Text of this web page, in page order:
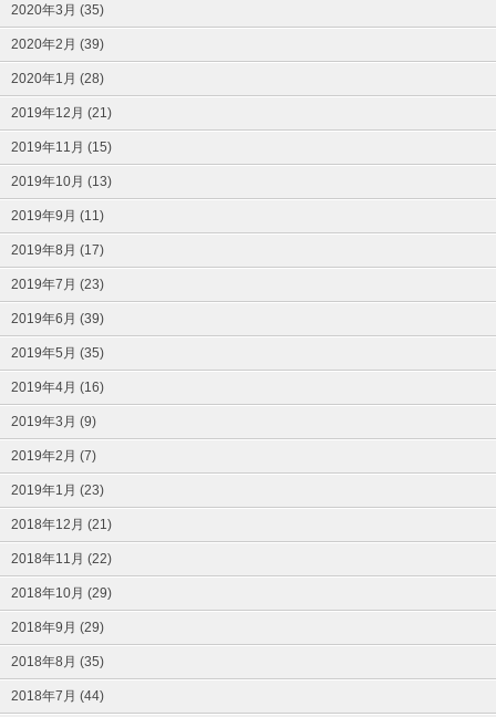
2020年3月 (35)
2020年2月 (39)
2020年1月 (28)
2019年12月 (21)
2019年11月 (15)
2019年10月 (13)
2019年9月 (11)
2019年8月 (17)
2019年7月 (23)
2019年6月 (39)
2019年5月 (35)
2019年4月 (16)
2019年3月 (9)
2019年2月 (7)
2019年1月 (23)
2018年12月 (21)
2018年11月 (22)
2018年10月 (29)
2018年9月 (29)
2018年8月 (35)
2018年7月 (44)